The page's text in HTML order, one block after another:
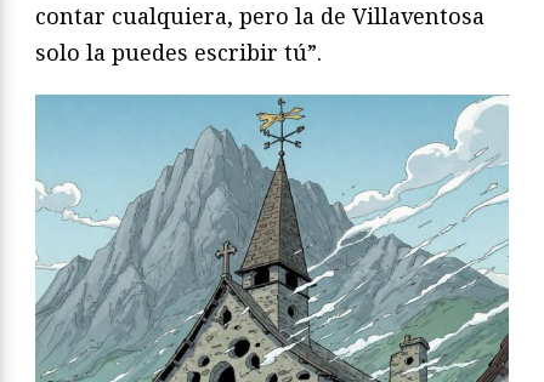
contar cualquiera, pero la de Villaventosa
solo la puedes escribir tú”.